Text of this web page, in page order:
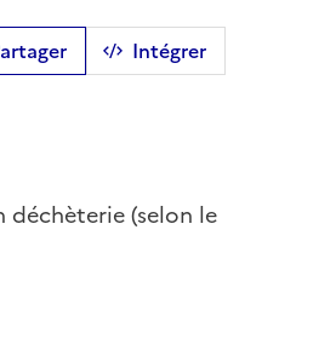
Intégrer
déchèterie (selon le